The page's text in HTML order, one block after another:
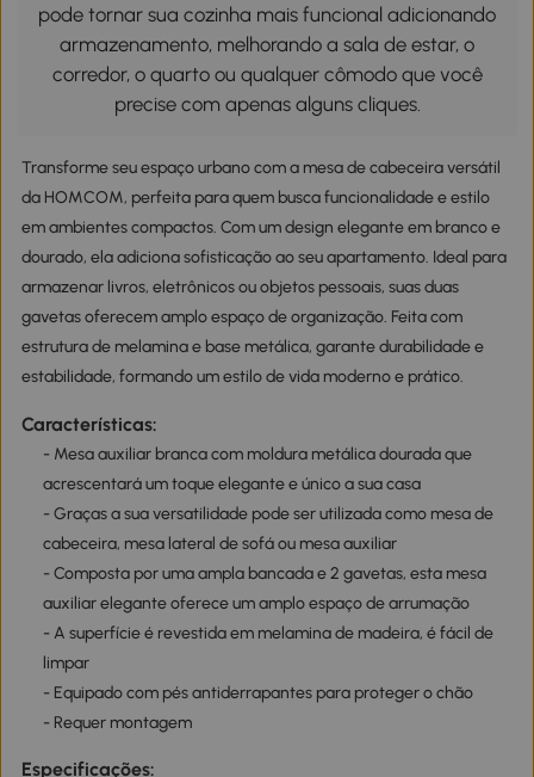
pode tornar sua cozinha mais funcional adicionando
armazenamento, melhorando a sala de estar, o
corredor, o quarto ou qualquer cômodo que você
precise com apenas alguns cliques.
Transforme seu espaço urbano com a mesa de cabeceira versátil
da HOMCOM, perfeita para quem busca funcionalidade e estilo
em ambientes compactos. Com um design elegante em branco e
dourado, ela adiciona sofisticação ao seu apartamento. Ideal para
armazenar livros, eletrônicos ou objetos pessoais, suas duas
gavetas oferecem amplo espaço de organização. Feita com
estrutura de melamina e base metálica, garante durabilidade e
estabilidade, formando um estilo de vida moderno e prático.
Características:
- Mesa auxiliar branca com moldura metálica dourada que
acrescentará um toque elegante e único a sua casa
- Graças a sua versatilidade pode ser utilizada como mesa de
cabeceira, mesa lateral de sofá ou mesa auxiliar
- Composta por uma ampla bancada e 2 gavetas, esta mesa
auxiliar elegante oferece um amplo espaço de arrumação
- A superfície é revestida em melamina de madeira, é fácil de
limpar
- Equipado com pés antiderrapantes para proteger o chão
- Requer montagem
Especificações: